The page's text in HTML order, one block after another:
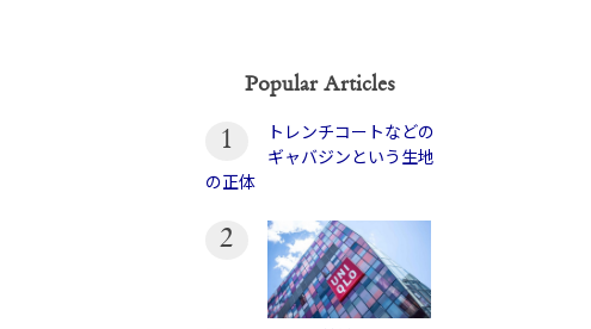
Popular Articles
1
トレンチコートなどの
ギャバジンという生地
の正体
2